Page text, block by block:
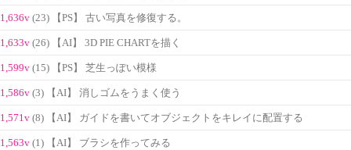
1,636v (23) 【PS】 古い写真を修復する。
1,633v (26) 【AI】 3D PIE CHARTを描く
1,599v (15) 【PS】 芝生っぽい模様
1,586v (3) 【AI】 消しゴムをうまく使う
1,571v (8) 【AI】 ガイドを書いてオブジェクトをキレイに配置する
1,563v (1) 【AI】 ブラシを作ってみる